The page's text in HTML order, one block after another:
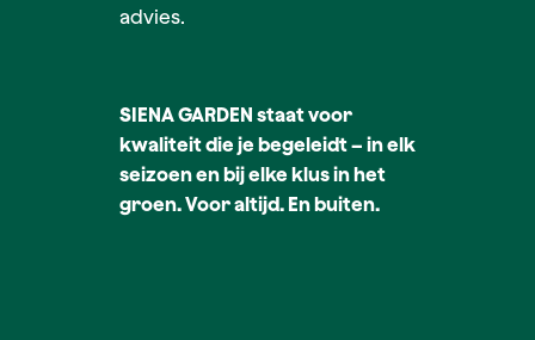
advies.
SIENA GARDEN staat voor
kwaliteit die je begeleidt – in elk
seizoen en bij elke klus in het
groen. Voor altijd. En buiten.